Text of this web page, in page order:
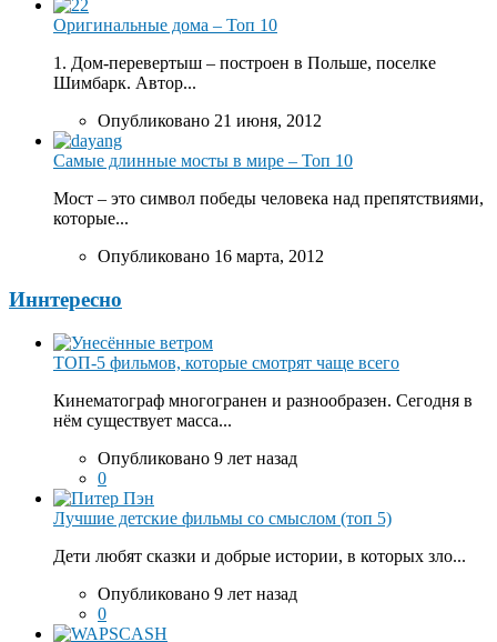
Оригинальные дома – Топ 10
1. Дом-перевертыш – построен в Польше, поселке
Шимбарк. Автор...
Опубликовано 21 июня, 2012
Самые длинные мосты в мире – Топ 10
Мост – это символ победы человека над препятствиями,
которые...
Опубликовано 16 марта, 2012
Иннтересно
ТОП-5 фильмов, которые смотрят чаще всего
Кинематограф многогранен и разнообразен. Сегодня в
нём существует масса...
Опубликовано 9 лет назад
0
Лучшие детские фильмы со смыслом (топ 5)
Дети любят сказки и добрые истории, в которых зло...
Опубликовано 9 лет назад
0